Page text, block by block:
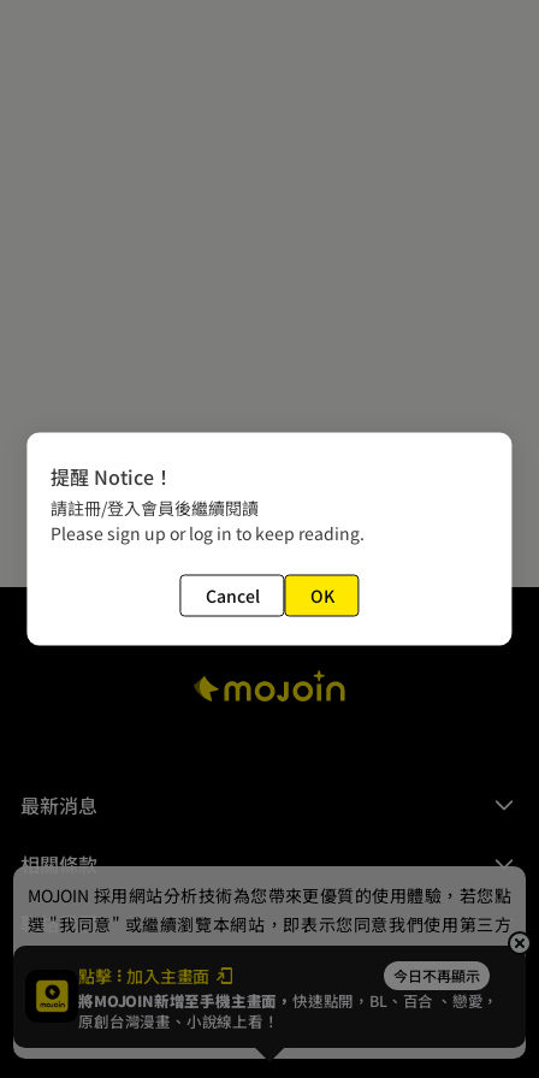
最新消息
相關條款
聯絡我們
© 2024 gamania Digital Entertainment Co., Ltd.
點擊 加入主畫面 今日不再顯示
將MOJOIN新增至手機主畫面，快速點開，BL、 百合 、戀愛，
原創台灣漫畫、小說線上看！
MOJOIN 採用網站分析技術為您帶來更優質的使用體驗，若您點
選 "我同意" 或繼續瀏覽本網站，即表示您同意我們使用第三方
Cookie，欲瞭解更多資訊請見隱私權政策。
我同意
提醒 Notice！
請註冊/登入會員後繼續閱讀
Please sign up or log in to keep reading.
Cancel OK